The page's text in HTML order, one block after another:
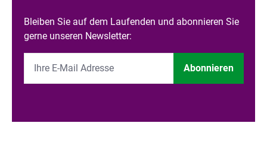
Bleiben Sie auf dem Laufenden und abonnieren Sie
gerne unseren Newsletter:
Abonnieren